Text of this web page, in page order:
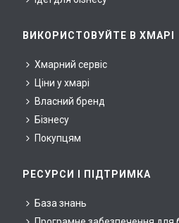
ВИКОРИСТОВУЙТЕ В ХМАРІ
Хмарний сервіс
Ціни у хмарі
Власний бренд
Бізнесу
Покупцям
РЕСУРСИ І ПІДТРИМКА
База знань